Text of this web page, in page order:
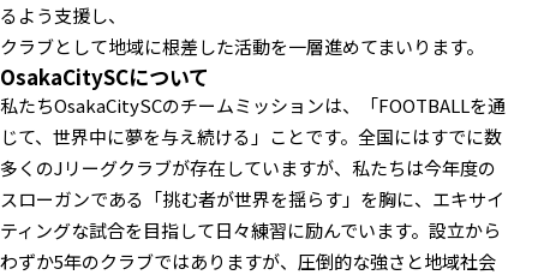
るよう支援し、
クラブとして地域に根差した活動を一層進めてまいります。
OsakaCitySCについて
私たちOsakaCitySCのチームミッションは、「FOOTBALLを通
じて、世界中に夢を与え続ける」ことです。全国にはすでに数
多くのJリーグクラブが存在していますが、私たちは今年度の
スローガンである「挑む者が世界を揺らす」を胸に、エキサイ
ティングな試合を目指して日々練習に励んでいます。設立から
わずか5年のクラブではありますが、圧倒的な強さと地域社会